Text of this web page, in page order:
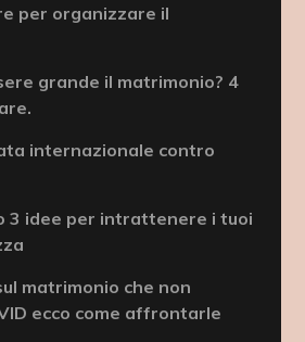
per organizzare il
grande il matrimonio? 4
internazionale contro
3 idee per intrattenere i tuoi
matrimonio che non
ecco come affrontarle